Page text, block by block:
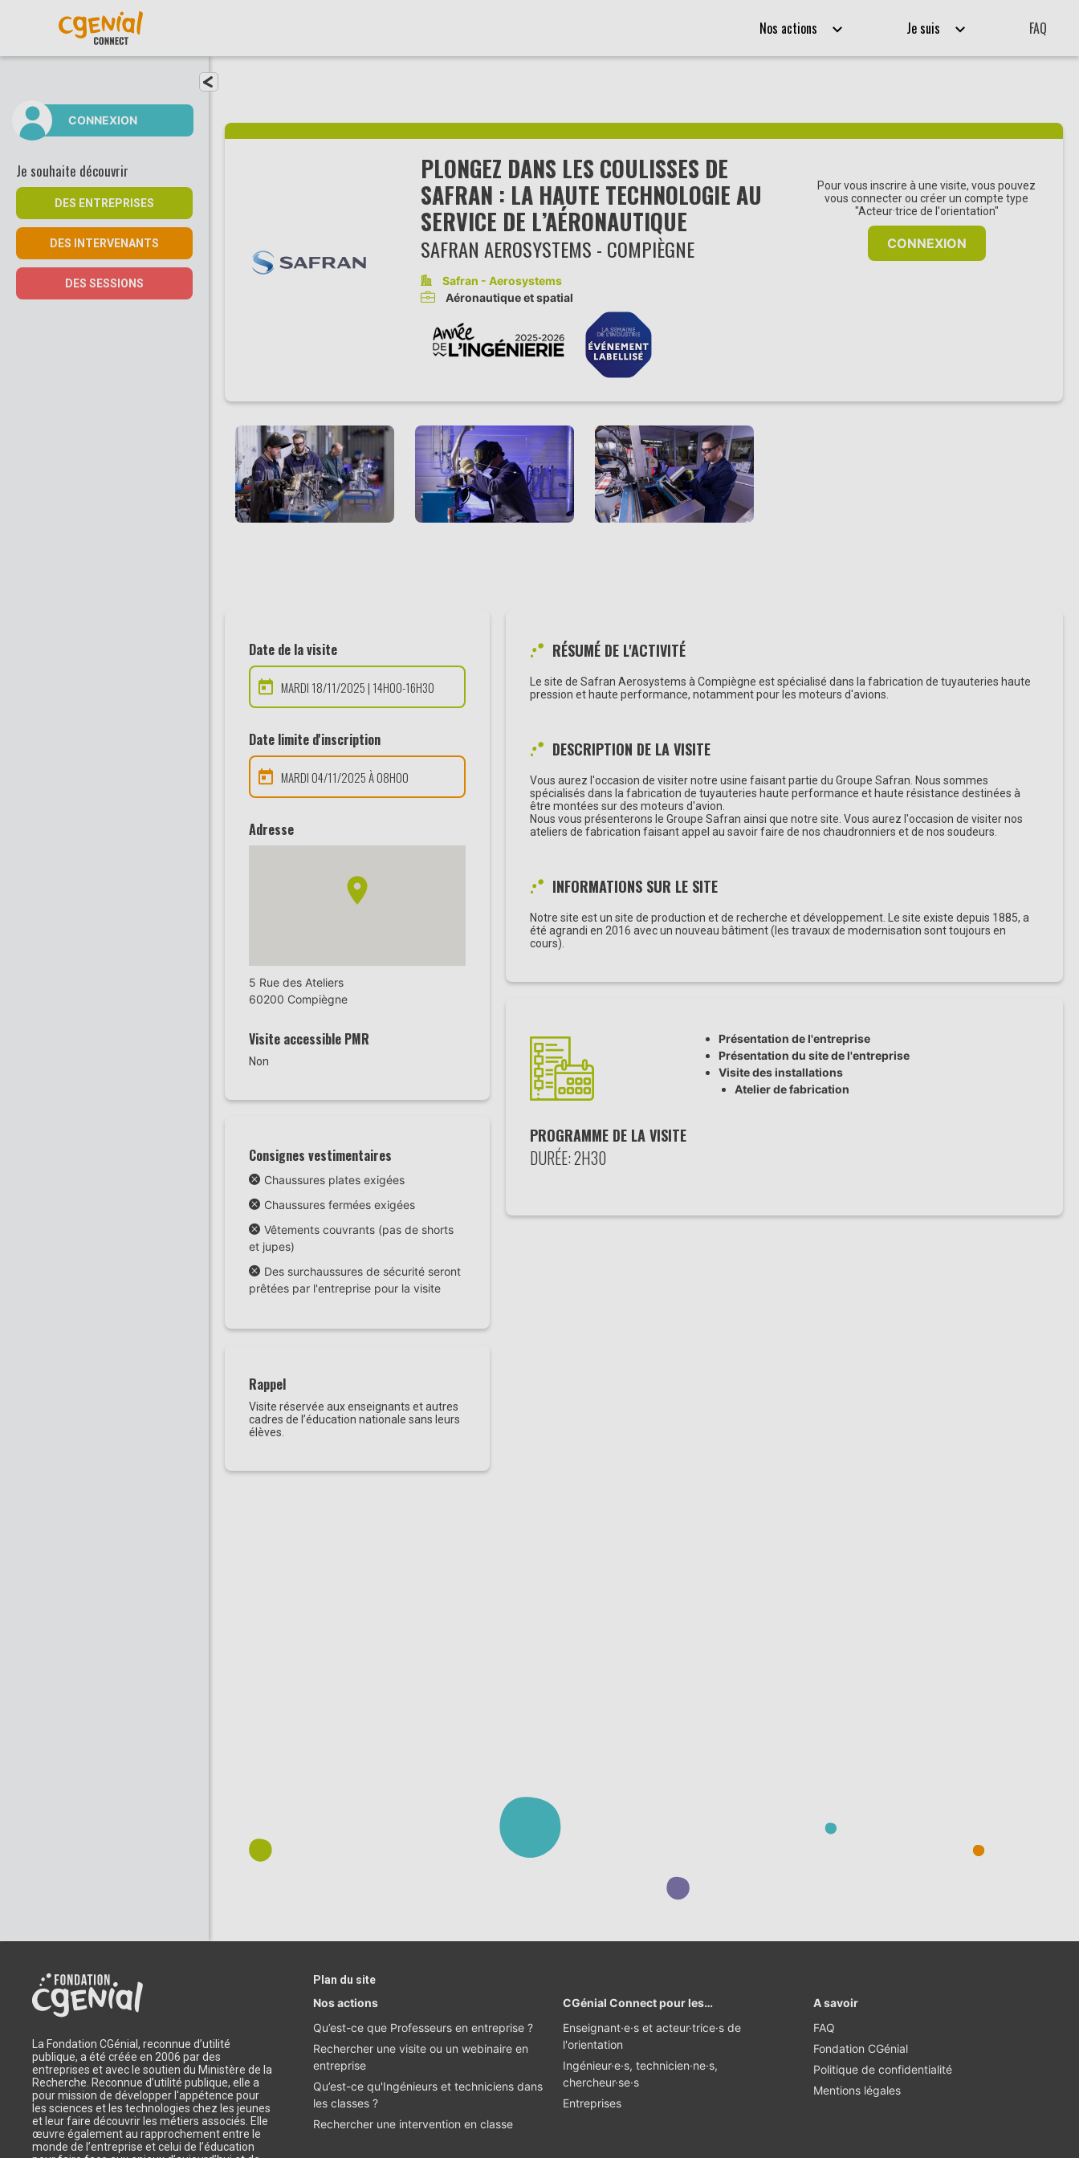
Nos actions Je suis FAQ
Fermer le menu
CONNEXION
Je souhaite découvrir
DES ENTREPRISES
DES INTERVENANTS
DES SESSIONS
PLONGEZ DANS LES COULISSES DE
SAFRAN : LA HAUTE TECHNOLOGIE AU
SERVICE DE L’AÉRONAUTIQUE
SAFRAN AEROSYSTEMS - COMPIÈGNE
Safran - Aerosystems
Aéronautique et spatial
Pour vous inscrire à une visite, vous pouvez
vous connecter ou créer un compte type
"Acteur·trice de l'orientation"
CONNEXION
Date de la visite
MARDI 18/11/2025 | 14H00-16H30
Date limite d'inscription
MARDI 04/11/2025 À 08H00
Adresse
5 Rue des Ateliers
60200 Compiègne
Visite accessible PMR
Non
Consignes vestimentaires
Chaussures plates exigées
Chaussures fermées exigées
Vêtements couvrants (pas de shorts
et jupes)
Des surchaussures de sécurité seront
prêtées par l'entreprise pour la visite
Rappel
Visite réservée aux enseignants et autres
cadres de l’éducation nationale sans leurs
élèves.
RÉSUMÉ DE L'ACTIVITÉ
Le site de Safran Aerosystems à Compiègne est spécialisé dans la fabrication de tuyauteries haute
pression et haute performance, notamment pour les moteurs d'avions.
DESCRIPTION DE LA VISITE
Vous aurez l'occasion de visiter notre usine faisant partie du Groupe Safran. Nous sommes
spécialisés dans la fabrication de tuyauteries haute performance et haute résistance destinées à
être montées sur des moteurs d'avion.
Nous vous présenterons le Groupe Safran ainsi que notre site. Vous aurez l'occasion de visiter nos
ateliers de fabrication faisant appel au savoir faire de nos chaudronniers et de nos soudeurs.
INFORMATIONS SUR LE SITE
Notre site est un site de production et de recherche et développement. Le site existe depuis 1885, a
été agrandi en 2016 avec un nouveau bâtiment (les travaux de modernisation sont toujours en
cours).
PROGRAMME DE LA VISITE
DURÉE: 2H30
Présentation de l'entreprise
Présentation du site de l'entreprise
Visite des installations
Atelier de fabrication
La Fondation CGénial, reconnue d’utilité
publique, a été créée en 2006 par des
entreprises et avec le soutien du Ministère de la
Recherche. Reconnue d’utilité publique, elle a
pour mission de développer l'appétence pour
les sciences et les technologies chez les jeunes
et leur faire découvrir les métiers associés. Elle
œuvre également au rapprochement entre le
monde de l’entreprise et celui de l’éducation
Plan du site
Nos actions
Qu’est-ce que Professeurs en entreprise ?
Rechercher une visite ou un webinaire en
entreprise
Qu’est-ce qu'Ingénieurs et techniciens dans
les classes ?
Rechercher une intervention en classe
CGénial Connect pour les…
Enseignant·e·s et acteur·trice·s de
l'orientation
Ingénieur·e·s, technicien·ne·s,
chercheur·se·s
Entreprises
A savoir
FAQ
Fondation CGénial
Politique de confidentialité
Mentions légales